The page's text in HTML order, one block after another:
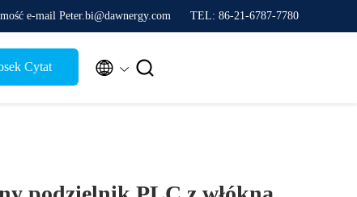
e-mail Peter.bi@dawnergy.com TEL: 86-21-6787-7780
Cytat  